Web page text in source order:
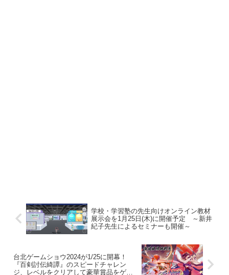
学校・学習塾の先生向けオンライン教材
展示会を1月25日(木)に開催予定 ～新井
紀子先生によるセミナーも開催～
台北ゲームショウ2024が1/25に開幕！
『百剣討伝綺譚』のスピードチャレン
ジ、レベルをクリアして豪華賞品をゲッ